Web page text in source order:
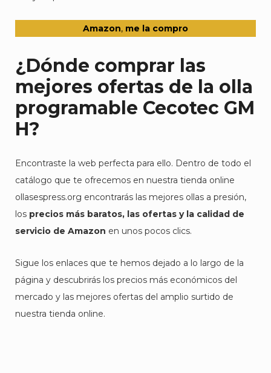
Amazon, me la compro
¿Dónde comprar las
mejores ofertas de la olla
programable Cecotec GM
H?
Encontraste la web perfecta para ello. Dentro de todo el
catálogo que te ofrecemos en nuestra tienda online
ollasespress.org encontrarás las mejores ollas a presión,
los precios más baratos, las ofertas y la calidad de
servicio de Amazon en unos pocos clics.
Sigue los enlaces que te hemos dejado a lo largo de la
página y descubrirás los precios más económicos del
mercado y las mejores ofertas del amplio surtido de
nuestra tienda online.